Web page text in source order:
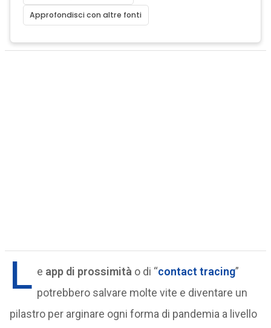
Approfondisci con altre fonti
L e app di prossimità o di “contact tracing”
potrebbero salvare molte vite e diventare un
pilastro per arginare ogni forma di pandemia a livello